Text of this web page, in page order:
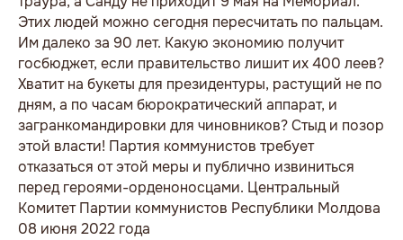
Этих людей можно сегодня пересчитать по пальцам.
Им далеко за 90 лет. Какую экономию получит
госбюджет, если правительство лишит их 400 леев?
Хватит на букеты для президентуры, растущий не по
дням, а по часам бюрократический аппарат, и
загранкомандировки для чиновников? Стыд и позор
этой власти! Партия коммунистов требует
отказаться от этой меры и публично извиниться
перед героями-орденоносцами. Центральный
Комитет Партии коммунистов Республики Молдова
08 июня 2022 года